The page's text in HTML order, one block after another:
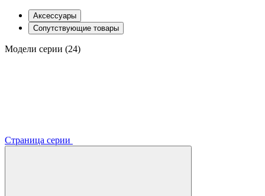
Аксессуары
Сопутствующие товары
Модели серии (24)
Страница серии